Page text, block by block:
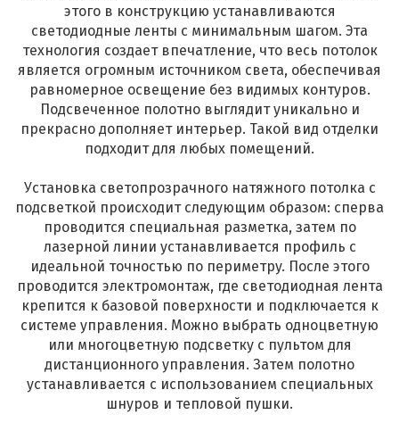
этого в конструкцию устанавливаются
светодиодные ленты с минимальным шагом. Эта
технология создает впечатление, что весь потолок
является огромным источником света, обеспечивая
равномерное освещение без видимых контуров.
Подсвеченное полотно выглядит уникально и
прекрасно дополняет интерьер. Такой вид отделки
подходит для любых помещений.
Установка светопрозрачного натяжного потолка с
подсветкой происходит следующим образом: сперва
проводится специальная разметка, затем по
лазерной линии устанавливается профиль с
идеальной точностью по периметру. После этого
проводится электромонтаж, где светодиодная лента
крепится к базовой поверхности и подключается к
системе управления. Можно выбрать одноцветную
или многоцветную подсветку с пультом для
дистанционного управления. Затем полотно
устанавливается с использованием специальных
шнуров и тепловой пушки.